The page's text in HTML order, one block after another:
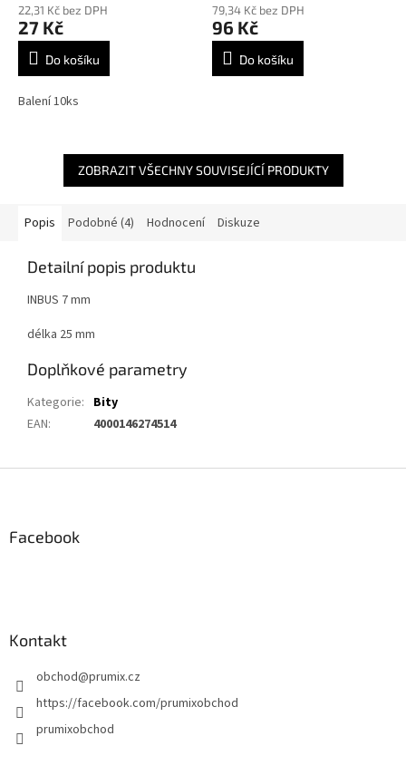
22,31 Kč bez DPH
27 Kč
Do košíku
Balení 10ks
79,34 Kč bez DPH
96 Kč
Do košíku
ZOBRAZIT VŠECHNY SOUVISEJÍCÍ PRODUKTY
Popis Podobné (4) Hodnocení Diskuze
Detailní popis produktu
INBUS 7 mm
délka 25 mm
Doplňkové parametry
Kategorie: Bity
EAN: 4000146274514
Facebook
Kontakt
obchod@prumix.cz
https://facebook.com/prumixobchod
prumixobchod